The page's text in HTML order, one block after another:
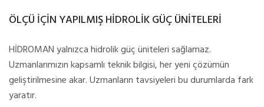
ÖLÇÜ İÇİN YAPILMIŞ HİDROLİK GÜÇ ÜNİTELERİ
HİDROMAN yalnızca hidrolik güç üniteleri sağlamaz.
Uzmanlarımızın kapsamlı teknik bilgisi, her yeni çözümün
geliştirilmesine akar. Uzmanların tavsiyeleri bu durumlarda fark
yaratır.